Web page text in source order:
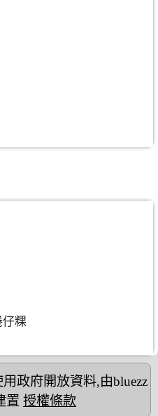
仔粿
政府開放資料,由bluezz
置 授權條款